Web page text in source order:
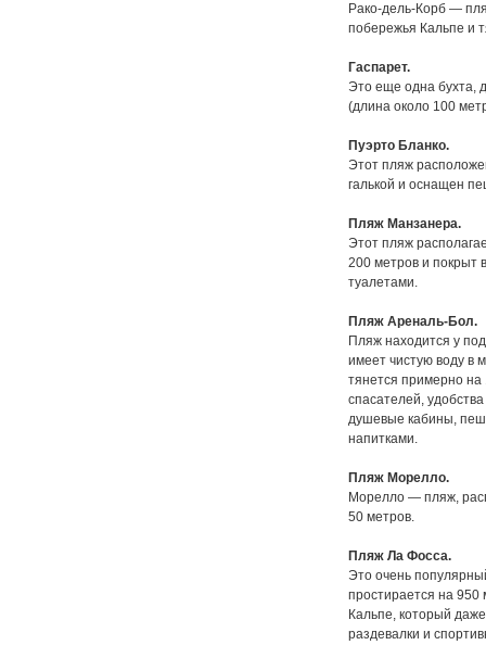
Рако-дель-Корб —
побережья Кальпе и
Гаспарет.
Это еще одна бухта,
(длина около 100
Пуэрто Бланко.
Этот пляж
галькой и оснащен
Пляж Манзанера.
Этот пляж
200 метров и покрыт
туалетами.
Пляж Ареналь-Бол.
Пляж находится у
имеет чистую воду в
тянется примерно
спасателей,
душевые кабины,
напитками.
Пляж Морелло.
Морелло — пляж,
50 метров.
Пляж Ла Фосса.
Это очень
простирается на
Кальпе, который
раздевалки и